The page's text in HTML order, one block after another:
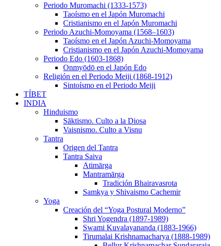
Periodo Muromachi (1333-1573)
Taoísmo en el Japón Muromachi
Cristianismo en el Japón Muromachi
Periodo Azuchi-Momoyama (1568–1603)
Taoísmo en el Japón Azuchi-Momoyama
Cristianismo en el Japón Azuchi-Momoyama
Periodo Edo (1603-1868)
Onmyōdō en el Japón Edo
Religión en el Periodo Meiji (1868-1912)
Sintoísmo en el Periodo Meiji
TÍBET
INDIA
Hinduismo
Sāktismo. Culto a la Diosa
Vaisnismo. Culto a Visnu
Tantra
Origen del Tantra
Tantra Saiva
Atimārga
Mantramārga
Tradición Bhairavasrota
Samkya y Shivaismo Cachemir
Yoga
Creación del “Yoga Postural Moderno”
Shri Yogendra (1897-1989)
Swami Kuvalayananda (1883-1966)
Tirumalai Krishnamacharya (1888-1989)